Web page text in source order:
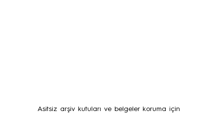
Asitsiz arşiv kutuları ve belgeler koruma için